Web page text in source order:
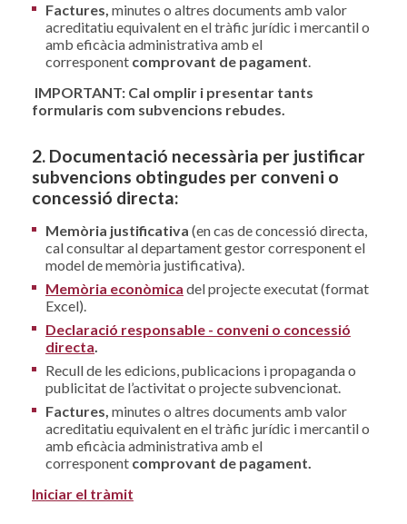
Factures, minutes o altres documents amb valor
acreditatiu equivalent en el tràfic jurídic i mercantil o
amb eficàcia administrativa amb el
corresponent comprovant de pagament.
IMPORTANT: Cal omplir i presentar tants
formularis com subvencions rebudes.
2. Documentació necessària per justificar
subvencions obtingudes per conveni o
concessió directa:
Memòria justificativa (en cas de concessió directa,
cal consultar al departament gestor corresponent el
model de memòria justificativa).
Memòria econòmica del projecte executat (format
Excel).
Declaració responsable - conveni o concessió
directa.
Recull de les edicions, publicacions i propaganda o
publicitat de l’activitat o projecte subvencionat.
Factures, minutes o altres documents amb valor
acreditatiu equivalent en el tràfic jurídic i mercantil o
amb eficàcia administrativa amb el
corresponent comprovant de pagament.
Iniciar el tràmit